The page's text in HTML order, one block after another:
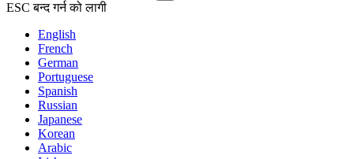
ESC बन्द गर्न को लागी
English
French
German
Portuguese
Spanish
Russian
Japanese
Korean
Arabic